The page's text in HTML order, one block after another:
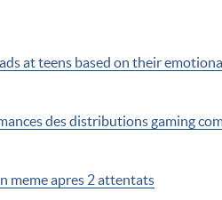
at teens based on their
des distributions gaming
meme apres 2 attentats